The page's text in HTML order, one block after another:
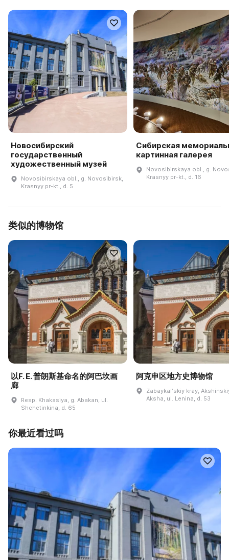
Новосибирский
государственный
художественный музей
Novosibirskaya obl., g. Novosibirsk,
Krasnyy pr-kt., d. 5
Сибирская
картинная галерея
Novosibirskaya obl., g.
Krasnyy pr-kt., d. 16
类似的博物馆
以F. E. 普朗斯基命名的阿巴坎画
廊
Resp. Khakasiya, g. Abakan, ul.
Shchetinkina, d. 65
阿克申区地方史博物馆
Zabaykalʹskiy kray,
Aksha, ul. Lenina, d. 53
你最近看过吗